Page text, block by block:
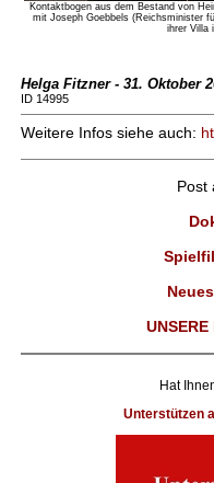
Kontaktbogen aus dem Bestand von
mit Joseph Goebbels (Reichsminister
ihrer Villa
Helga Fitzner - 31. Oktober
ID 14995
Weitere Infos siehe auch:
Post
UNSERE
Hat
Unterstützen